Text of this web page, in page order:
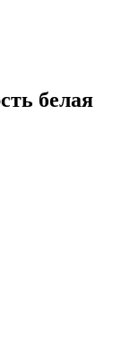
белая